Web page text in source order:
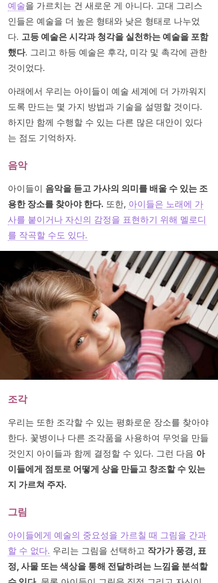
예술을 가르치는 건 새로운 게 아니다. 고대 그리스
인들은 예술을 더 높은 형태와 낮은 형태로 나누었
다. 고등 예술은 시각과 청각을 실천하는 예술을 포함
했다. 그리고 하등 예술은 후각, 미각 및 촉각에 관한
것이었다.
아래에서 우리는 아이들이 예술 세계에 더 가까워지
도록 만드는 몇 가지 방법과 기술을 설명할 것이다.
하지만 함께 수행할 수 있는 다른 많은 대안이 있다
는 점도 기억하자.
음악
아이들이 음악을 듣고 가사의 의미를 배울 수 있는 조
용한 장소를 찾아야 한다. 또한, 아이들은 노래에 가
사를 붙이거나 자신의 감정을 표현하기 위해 멜로디
를 작곡할 수도 있다.
조각
우리는 또한 조각할 수 있는 평화로운 장소를 찾아야
한다. 꽃병이나 다른 조각품을 사용하여 무엇을 만들
것인지 아이들과 함께 결정할 수 있다. 그런 다음 아
이들에게 점토로 어떻게 상을 만들고 창조할 수 있는
지 가르쳐 주자.
그림
아이들에게 예술의 중요성을 가르칠 때 그림을 간과
할 수 없다. 우리는 그림을 선택하고 작가가 풍경, 표
정, 사물 또는 색상을 통해 전달하려는 느낌을 분석할